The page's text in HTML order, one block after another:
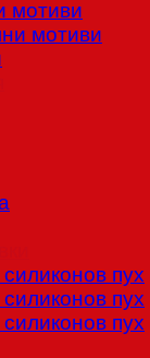
мотиви
мотиви
пух
пух
пух